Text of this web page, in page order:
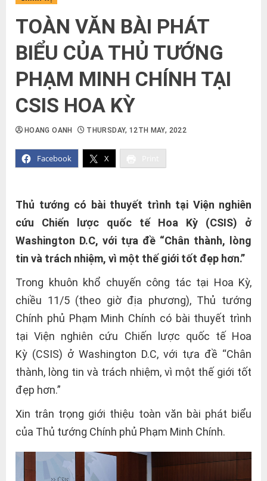
TOÀN VĂN BÀI PHÁT
BIỂU CỦA THỦ TƯỚNG
PHẠM MINH CHÍNH TẠI
CSIS HOA KỲ
Facebook X
HOANG OANH THURSDAY, 12TH MAY, 2022
Thủ tướng có bài thuyết trình tại Viện nghiên
cứu Chiến lược quốc tế Hoa Kỳ (CSIS) ở
Washington D.C, với tựa đề “Chân thành, lòng
tin và trách nhiệm, vì một thế giới tốt đẹp hơn.”
Trong khuôn khổ chuyến công tác tại Hoa Kỳ,
chiều 11/5 (theo giờ địa phương), Thủ tướng
Chính phủ Phạm Minh Chính có bài thuyết trình
tại Viện nghiên cứu Chiến lược quốc tế Hoa
Kỳ (CSIS) ở Washington D.C, với tựa đề “Chân
thành, lòng tin và trách nhiệm, vì một thế giới tốt
đẹp hơn.”
Xin trân trọng giới thiệu toàn văn bài phát biểu
của Thủ tướng Chính phủ Phạm Minh Chính.